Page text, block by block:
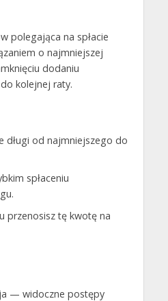
polegająca na spłacie
o najmniejszej
dodaniu
kolejnej raty.
długi od najmniejszego do
spłaceniu
przenosisz tę kwotę na
— widoczne postępy